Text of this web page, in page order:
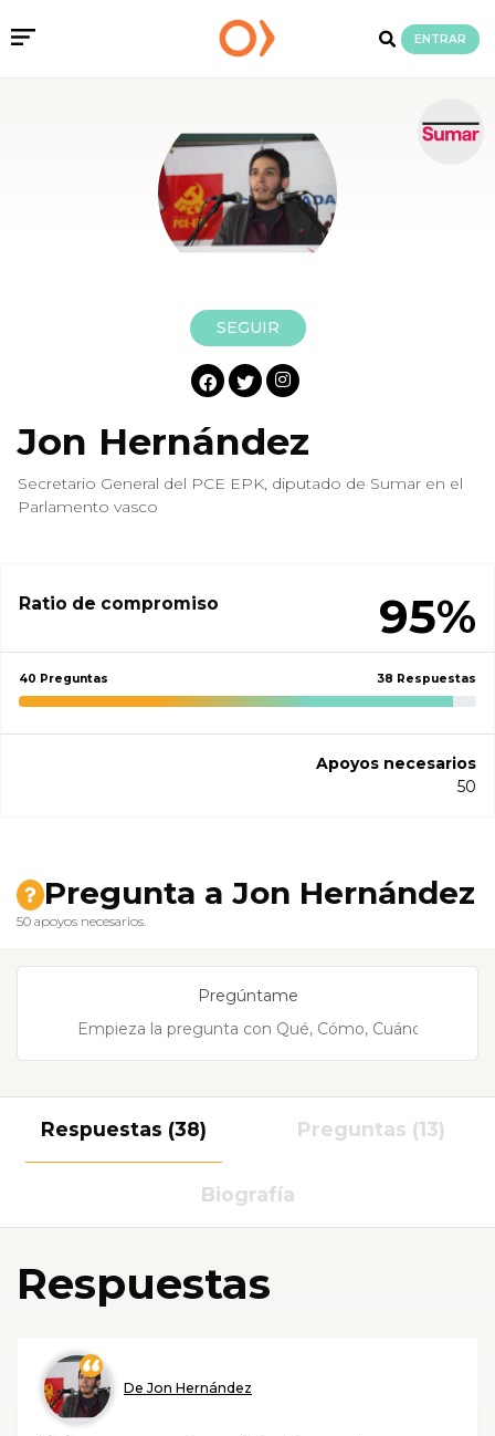
ENTRAR
SEGUIR
Jon Hernández
Secretario General del PCE EPK, diputado de Sumar en el
Parlamento vasco
Ratio de compromiso 95%
40 Preguntas 38 Respuestas
Apoyos necesarios
50
Pregunta a Jon Hernández
50 apoyos necesarios.
Pregúntame
Respuestas (38) Preguntas (13)
Biografía
Respuestas
De Jon Hernández